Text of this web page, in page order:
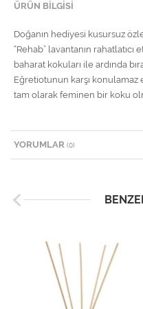
ÜRÜN BILGISI
Doğanın hediyesi kusursuz
“Rehab” lavantanın
baharat kokuları ile ardında
Eğretiotunun karşı konulamaz
tam olarak feminen bir koku
YORUMLAR (0)